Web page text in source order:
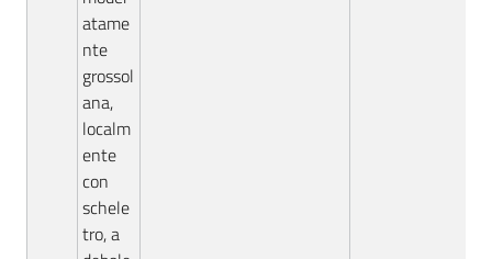
atame
nte
grossol
ana,
localm
ente
con
schele
tro, a